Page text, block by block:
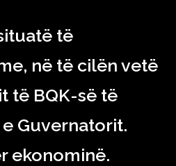
të
në të cilën vetë
të BQK-së të
Guvernatorit.
ekonominë.